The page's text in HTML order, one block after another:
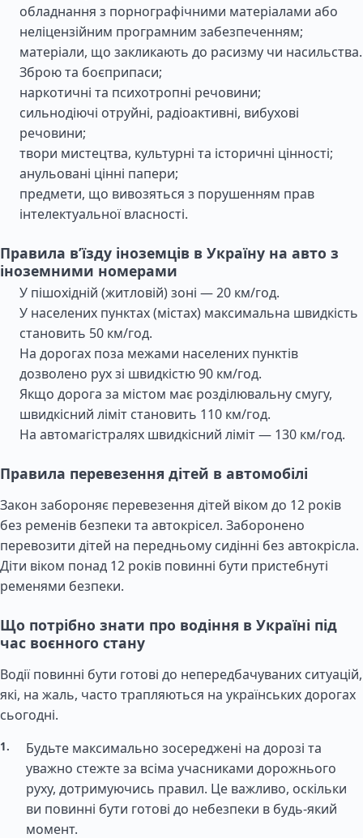
обладнання з порнографічними матеріалами або
неліцензійним програмним забезпеченням;
матеріали, що закликають до расизму чи насильства.
Зброю та боєприпаси;
наркотичні та психотропні речовини;
сильнодіючі отруйні, радіоактивні, вибухові
речовини;
твори мистецтва, культурні та історичні цінності;
анульовані цінні папери;
предмети, що вивозяться з порушенням прав
інтелектуальної власності.
Правила в’їзду іноземців в Україну на авто з
іноземними номерами
У пішохідній (житловій) зоні — 20 км/год.
У населених пунктах (містах) максимальна швидкість
становить 50 км/год.
На дорогах поза межами населених пунктів
дозволено рух зі швидкістю 90 км/год.
Якщо дорога за містом має розділювальну смугу,
швидкісний ліміт становить 110 км/год.
На автомагістралях швидкісний ліміт — 130 км/год.
Правила перевезення дітей в автомобілі
Закон забороняє перевезення дітей віком до 12 років
без ременів безпеки та автокрісел. Заборонено
перевозити дітей на передньому сидінні без автокрісла.
Діти віком понад 12 років повинні бути пристебнуті
ременями безпеки.
Що потрібно знати про водіння в Україні під
час воєнного стану
Водії повинні бути готові до непередбачуваних ситуацій,
які, на жаль, часто трапляються на українських дорогах
сьогодні.
Будьте максимально зосереджені на дорозі та
уважно стежте за всіма учасниками дорожнього
руху, дотримуючись правил. Це важливо, оскільки
ви повинні бути готові до небезпеки в будь-який
момент.